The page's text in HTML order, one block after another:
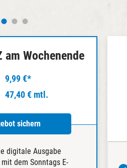
Wochenende
9,99 €*
47,40 € mtl.
sichern
digitale Ausgabe
dem Sonntags E-